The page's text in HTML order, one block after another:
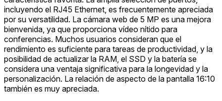
incluyendo el RJ45 Ethernet, es frecuentemente apreciada
por su versatilidad. La cámara web de 5 MP es una mejora
bienvenida, ya que proporciona vídeo nítido para
conferencias. Muchos usuarios consideran que el
rendimiento es suficiente para tareas de productividad, y la
posibilidad de actualizar la RAM, el SSD y la batería se
considera una ventaja significativa para la longevidad y la
personalización. La relación de aspecto de la pantalla 16:10
también es muy apreciada.